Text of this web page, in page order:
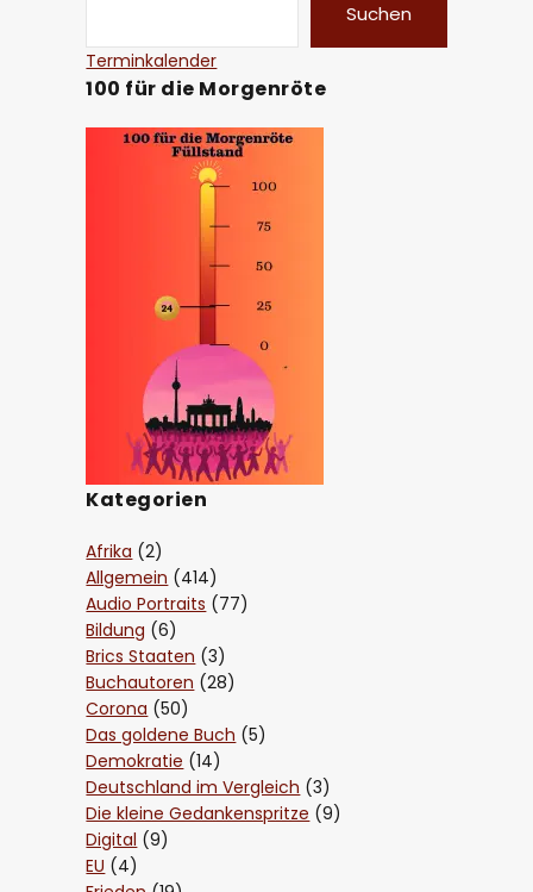
Suchen
Terminkalender
100 für die Morgenröte
Kategorien
Afrika (2)
Allgemein (414)
Audio Portraits (77)
Bildung (6)
Brics Staaten (3)
Buchautoren (28)
Corona (50)
Das goldene Buch (5)
Demokratie (14)
Deutschland im Vergleich (3)
Die kleine Gedankenspritze (9)
Digital (9)
EU (4)